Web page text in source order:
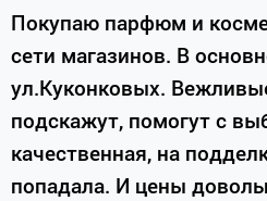
Покупаю парфюм и
сети магазинов. В
ул.Куконковых.
подскажут, помогут с
качественная, на
попадала. И цены